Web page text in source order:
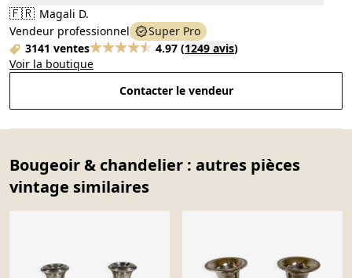
🇫🇷 Magali D.
Vendeur professionnel
Super Pro
3141 ventes
4.97 (1249 avis)
Voir la boutique
Contacter le vendeur
Bougeoir & chandelier : autres pièces
vintage similaires